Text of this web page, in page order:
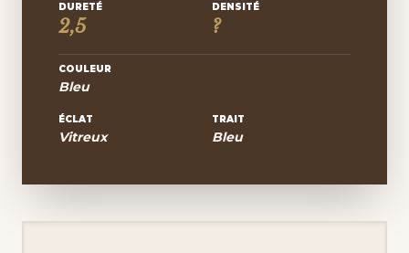
DURETÉ
2,5
DENSITÉ
?
COULEUR
Bleu
ÉCLAT
Vitreux
TRAIT
Bleu